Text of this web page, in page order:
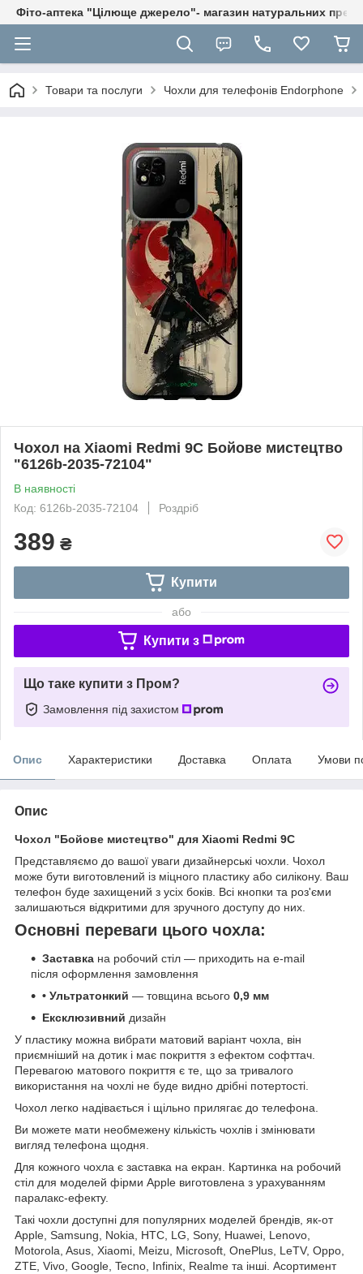
Фіто-аптека "Цілюще джерело"- магазин натуральних
Товари та послуги Чохли для телефонів Endorphone
Чохол на Xiaomi Redmi 9C Бойове мистецтво
"6126b-2035-72104"
В наявності
Код: 6126b-2035-72104
Роздріб
389 ₴
Купити
або
Купити з
Що таке купити з Пром?
Замовлення під захистом
Опис Характеристики Доставка Оплата Умови
Опис
Чохол "Бойове мистецтво" для Xiaomi Redmi 9C
Представляємо до вашої уваги дизайнерські чохли. Чохол
може бути виготовлений із міцного пластику або силікону. Ваш
телефон буде захищений з усіх боків. Всі кнопки та роз'єми
залишаються відкритими для зручного доступу до них.
Основні переваги цього чохла:
Заставка на робочий стіл — приходить на e-mail
після оформлення замовлення
• Ультратонкий — товщина всього 0,9 мм
Ексклюзивний дизайн
У пластику можна вибрати матовий варіант чохла, він
приємніший на дотик і має покриття з ефектом софттач.
Перевагою матового покриття є те, що за тривалого
використання на чохлі не буде видно дрібні потертості.
Чохол легко надівається і щільно прилягає до телефона.
Ви можете мати необмежену кількість чохлів і змінювати
вигляд телефона щодня.
Для кожного чохла є заставка на екран. Картинка на робочий
стіл для моделей фірми Apple виготовлена з урахуванням
паралакс-ефекту.
Такі чохли доступні для популярних моделей брендів, як-от
Apple, Samsung, Nokia, HTC, LG, Sony, Huawei, Lenovo,
Motorola, Asus, Xiaomi, Meizu, Microsoft, OnePlus, LeTV, Oppo,
ZTE, Vivo, Google, Tecno, Infinix, Realme та інші. Асортимент